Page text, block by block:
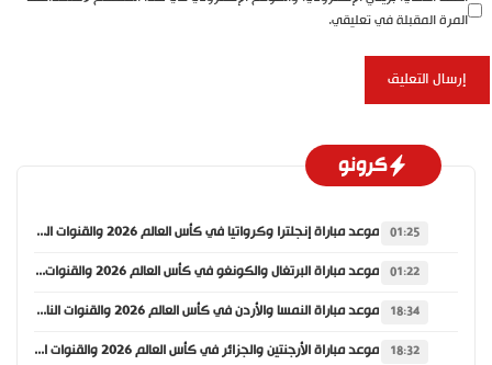
المرة المقبلة في تعليقي.
كرونو
01:25 موعد مباراة إنجلترا وكرواتيا في كأس العالم 2026 والقنوات الناقلة
01:22 موعد مباراة البرتغال والكونغو في كأس العالم 2026 والقنوات الناقلة
18:34 موعد مباراة النمسا والأردن في كأس العالم 2026 والقنوات الناقلة
18:32 موعد مباراة الأرجنتين والجزائر في كأس العالم 2026 والقنوات الناقلة